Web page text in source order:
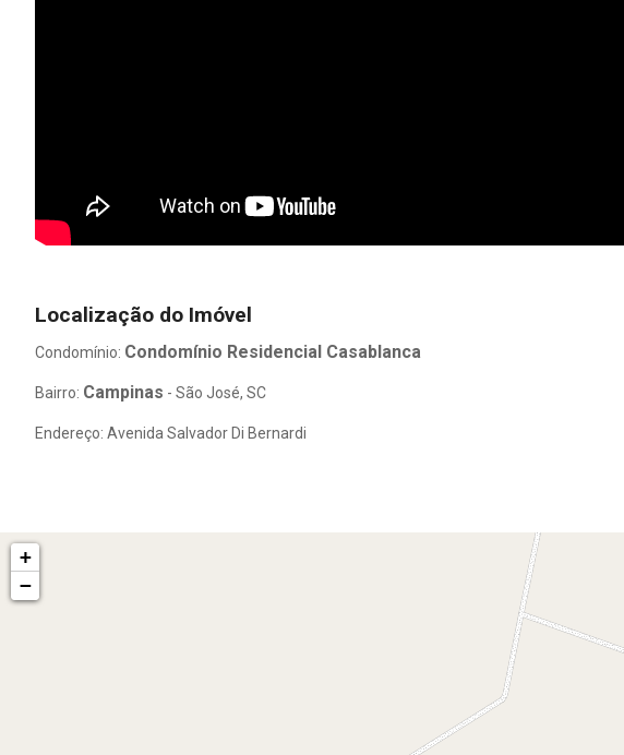
Localização do Imóvel
Condomínio: Condomínio Residencial Casablanca
Bairro: Campinas - São José, SC
Endereço: Avenida Salvador Di Bernardi
+
−